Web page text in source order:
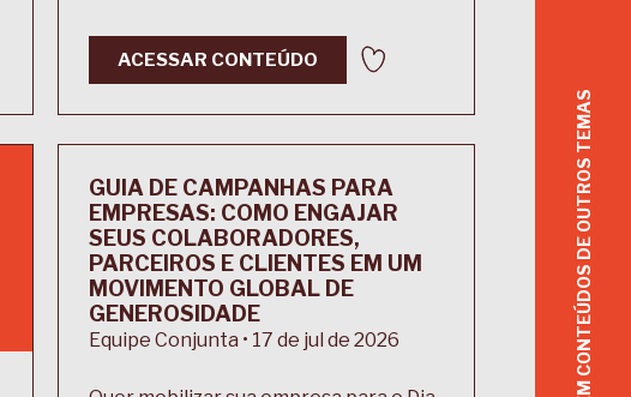
ACESSAR CONTEÚDO
GUIA DE CAMPANHAS PARA
EMPRESAS: COMO ENGAJAR
SEUS COLABORADORES,
PARCEIROS E CLIENTES EM UM
MOVIMENTO GLOBAL DE
GENEROSIDADE
Equipe Conjunta • 17 de jul de 2026